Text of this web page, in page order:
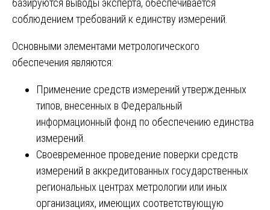
базируются выводы эксперта, обеспечивается
соблюдением требований к единству измерений.
Основными элементами метрологического
обеспечения являются:
Применение средств измерений утвержденных
типов, внесенных в Федеральный
информационный фонд по обеспечению единства
измерений.
Своевременное проведение поверки средств
измерений в аккредитованных государственных
региональных центрах метрологии или иных
организациях, имеющих соответствующую